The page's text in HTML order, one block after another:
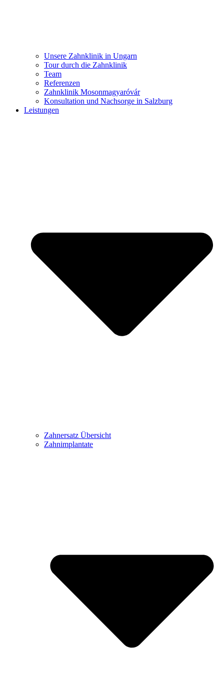
Unsere Zahnklinik in Ungarn
Tour durch die Zahnklinik
Team
Referenzen
Zahnklinik Mosonmagyaróvár
Konsultation und Nachsorge in Salzburg
Leistungen
Zahnersatz Übersicht
Zahnimplantate